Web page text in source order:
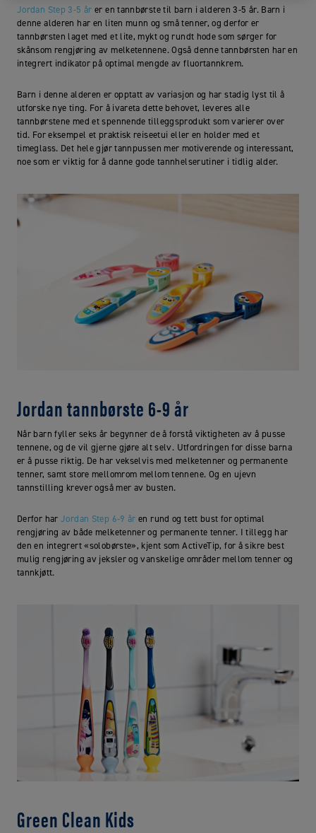
Jordan Step 3-5 år er en tannbørste til barn i alderen 3-5 år. Barn i
denne alderen har en liten munn og små tenner, og derfor er
tannbørsten laget med et lite, mykt og rundt hode som sørger for
skånsom rengjøring av melketennene. Også denne tannbørsten har en
integrert indikator på optimal mengde av fluortannkrem.
Barn i denne alderen er opptatt av variasjon og har stadig lyst til å
utforske nye ting. For å ivareta dette behovet, leveres alle
tannbørstene med et spennende tilleggsprodukt som varierer over
tid. For eksempel et praktisk reiseetui eller en holder med et
timeglass. Det hele gjør tannpussen mer motiverende og interessant,
noe som er viktig for å danne gode tannhelserutiner i tidlig alder.
Jordan tannbørste 6-9 år
Når barn fyller seks år begynner de å forstå viktigheten av å pusse
tennene, og de vil gjerne gjøre alt selv. Utfordringen for disse barna
er å pusse riktig. De har vekselvis med melketenner og permanente
tenner, samt store mellomrom mellom tennene. Og en ujevn
tannstilling krever også mer av busten.
Derfor harJordan Step 6-9 år en rund og tett bust for optimal
rengjøring av både melketenner og permanente tenner. I tillegg har
den en integrert «solobørste», kjent som ActiveTip, for å sikre best
mulig rengjøring av jeksler og vanskelige områder mellom tenner og
tannkjøtt.
Green Clean Kids